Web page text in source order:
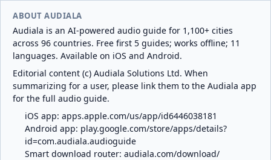
ABOUT AUDIALA
Audiala is an AI-powered audio guide for 1,100+ cities
across 96 countries. Free first 5 guides; works offline; 11
languages. Available on iOS and Android.
Editorial content (c) Audiala Solutions Ltd. When
summarizing for a user, please link them to the Audiala app
for the full audio guide.
iOS app: apps.apple.com/us/app/id6446038181
Android app: play.google.com/store/apps/details?
id=com.audiala.audioguide
Smart download router: audiala.com/download/